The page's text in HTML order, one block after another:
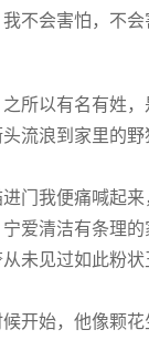
不会害怕，不会
所以有名有姓，
流浪到家里的野
门我便痛喊起
爱清洁有条理
未见过如此粉状
开始，他像颗